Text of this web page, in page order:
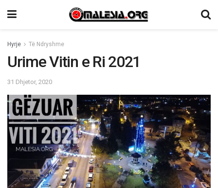
Hyrje Të Ndryshme
Urime Vitin e Ri 2021
31 Dhjetor, 2020